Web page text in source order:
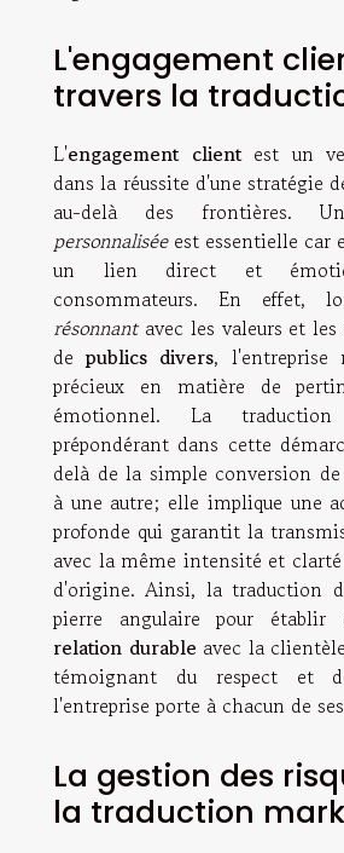
L'engagement
travers la
L'engagement clientest un
dans la réussite d'une stratégie
au-delà des frontières.
personnaliséeest essentielle car
un lien direct et
consommateurs. En effet,
résonnantavec les valeurs et les
depublics divers, l'entreprise
précieux en matière de
émotionnel. La
prépondérant dans cette
delà de la simple conversion
à une autre; elle implique une
profonde qui garantit la
avec la même intensité et
d'origine. Ainsi, la traduction
pierre angulaire pour
relation durable avec la
témoignant du respect et
l'entreprise porte à chacun de
La gestion des
la traduction